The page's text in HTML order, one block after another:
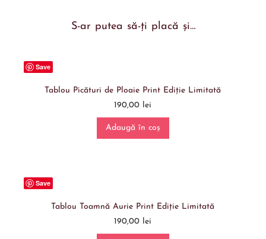
S-ar putea să-ți placă și…
Save
Tablou Picături de Ploaie Print Ediție Limitată
190,00 lei
Adaugă în coș
Save
Tablou Toamnă Aurie Print Ediție Limitată
190,00 lei